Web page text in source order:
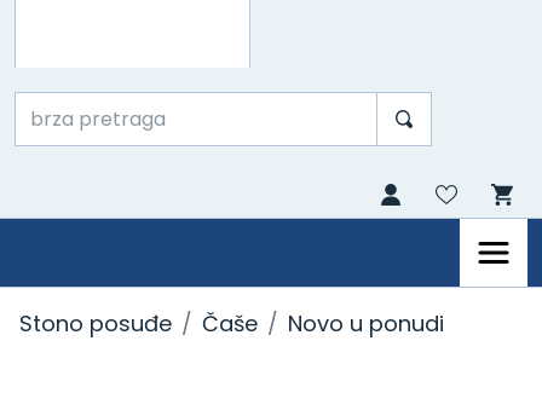
Stono posuđe Čaše Novo u ponudi